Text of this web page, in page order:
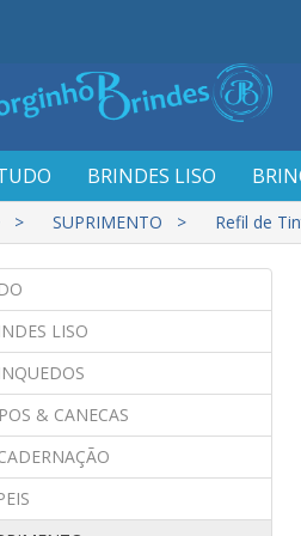
BRINDES LISO
SUPRIMENTO Refil de
LISO
& CANECAS